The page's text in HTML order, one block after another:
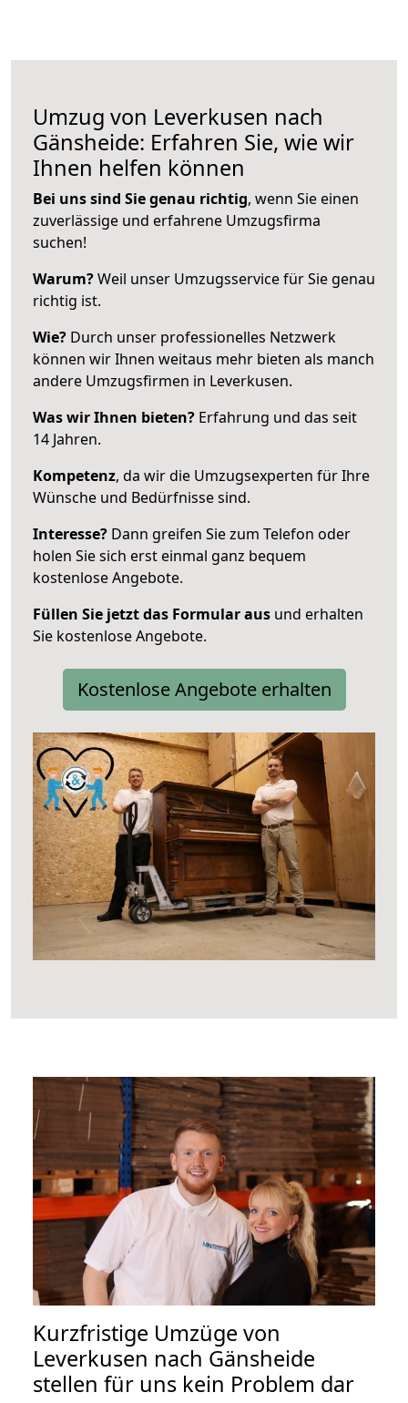
Umzug von Leverkusen nach
Gänsheide: Erfahren Sie, wie wir
Ihnen helfen können
Bei uns sind Sie genau richtig, wenn Sie einen
zuverlässige und erfahrene Umzugsfirma
suchen!
Warum?Weil unser Umzugsservice für Sie genau
richtig ist.
Wie? Durch unser professionelles Netzwerk
können wir Ihnen weitaus mehr bieten als manch
andere Umzugsfirmen in Leverkusen.
Was wir Ihnen bieten? Erfahrung und das seit
14 Jahren.
Kompetenz, da wir die Umzugsexperten für Ihre
Wünsche und Bedürfnisse sind.
Interesse? Dann greifen Sie zum Telefon oder
holen Sie sich erst einmal ganz bequem
kostenlose Angebote.
Füllen Sie jetzt das Formular aus und erhalten
Sie kostenlose Angebote.
Kostenlose Angebote erhalten
Kurzfristige Umzüge von
Leverkusen nach Gänsheide
stellen für uns kein Problem dar